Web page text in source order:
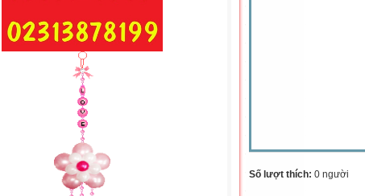
Số lượt thích: 0 người